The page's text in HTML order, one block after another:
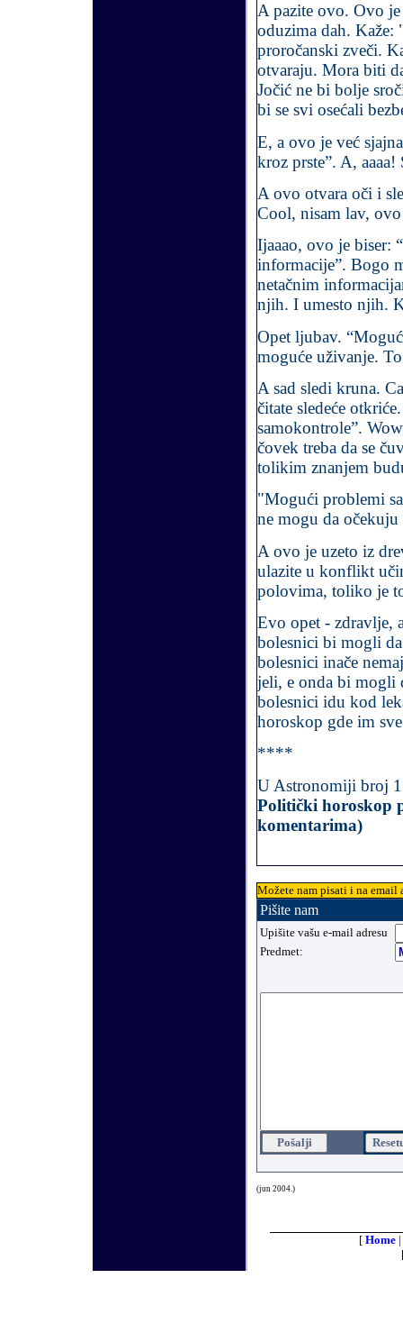
A pazite ovo. Ovo
oduzima dah. Kaže:
proročanski zveči.
otvaraju. Mora biti
Jočić ne bi bolje
bi se svi osećali
E, a ovo je već
kroz prste”. A,
A ovo otvara oči i
Cool, nisam lav,
Ijaaao, ovo je biser:
informacije”. Bogo
netačnim
njih. I umesto njih.
Opet ljubav.
moguće uživanje.
A sad sledi kruna.
čitate sledeće
samokontrole”.
čovek treba da se
tolikim znanjem
"Mogući problemi
ne mogu da
A ovo je uzeto iz
ulazite u konflikt
polovima, toliko je
Evo opet - zdravlje,
bolesnici bi mogli
bolesnici inače
jeli, e onda bi mogli
bolesnici idu kod
horoskop gde im
****
U Astronomiji broj
Politički horoskop
komentarima)
Možete nam pisati i na email
Pišite nam
Upišite vašu e-mail adresu
Predmet:
(jun2004.)
[ Home|